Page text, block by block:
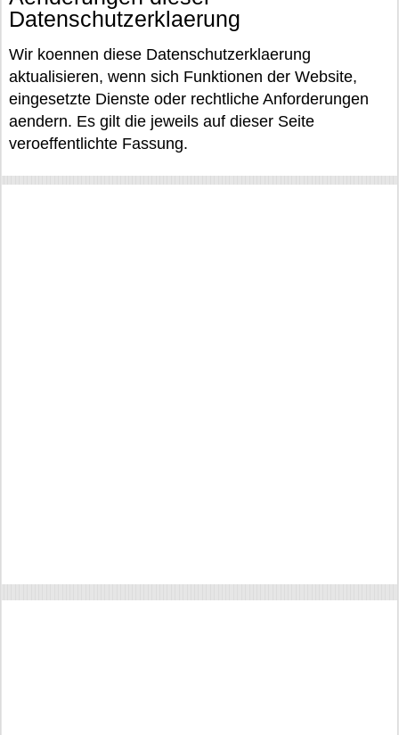
Datenschutzerklaerung
Wir koennen diese Datenschutzerklaerung
aktualisieren, wenn sich Funktionen der Website,
eingesetzte Dienste oder rechtliche Anforderungen
aendern. Es gilt die jeweils auf dieser Seite
veroeffentlichte Fassung.